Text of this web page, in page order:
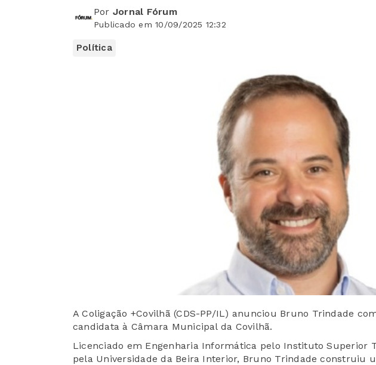
Por Jornal Fórum
Publicado em 10/09/2025 12:32
Política
A Coligação +Covilhã (CDS-PP/IL) anunciou Bruno Trindade
candidata à Câmara Municipal da Covilhã.
Licenciado em Engenharia Informática pelo Instituto Superior
pela Universidade da Beira Interior, Bruno Trindade construiu